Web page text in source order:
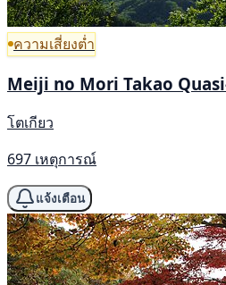
ความเสี่ยงต่ำ
Meiji no Mori Takao
โตเกียว
697 เหตุการณ์
แจ้งเตือน